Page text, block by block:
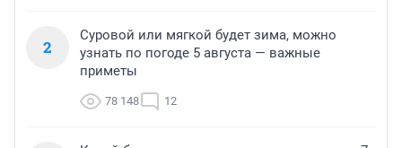
2
Суровой или мягкой будет зима, можно
узнать по погоде 5 августа — важные
приметы
78 148 12